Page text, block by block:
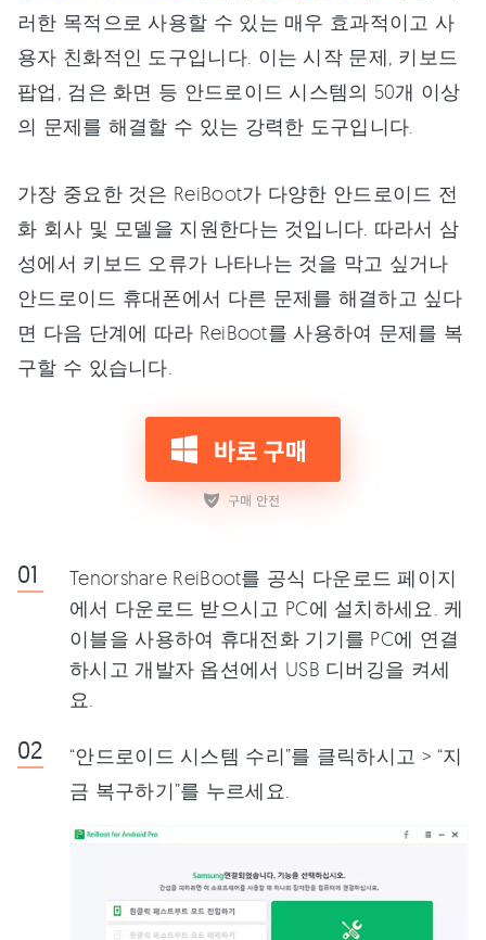
러한 목적으로 사용할 수 있는 매우 효과적이고 사
용자 친화적인 도구입니다. 이는 시작 문제, 키보드
팝업, 검은 화면 등 안드로이드 시스템의 50개 이상
의 문제를 해결할 수 있는 강력한 도구입니다.
가장 중요한 것은 ReiBoot가 다양한 안드로이드 전
화 회사 및 모델을 지원한다는 것입니다. 따라서 삼
성에서 키보드 오류가 나타나는 것을 막고 싶거나
안드로이드 휴대폰에서 다른 문제를 해결하고 싶다
면 다음 단계에 따라 ReiBoot를 사용하여 문제를 복
구할 수 있습니다.
Tenorshare ReiBoot를 공식 다운로드 페이지
에서 다운로드 받으시고 PC에 설치하세요. 케
이블을 사용하여 휴대전화 기기를 PC에 연결
하시고 개발자 옵션에서 USB 디버깅을 켜세
요.
“안드로이드 시스템 수리”를 클릭하시고 > “지
금 복구하기”를 누르세요.